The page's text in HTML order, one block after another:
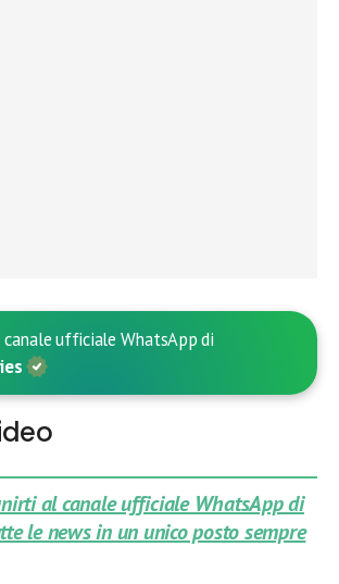
ufficiale WhatsApp di
al canale ufficiale WhatsApp di
le news in un unico posto sempre